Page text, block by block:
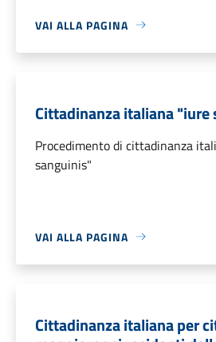
VAI ALLA PAGINA
Cittadinanza italiana "iure
Procedimento di cittadinanza
sanguinis"
VAI ALLA PAGINA
Cittadinanza italiana per